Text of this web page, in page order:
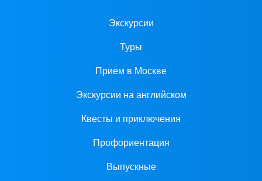
Экскурсии
Туры
Прием в Москве
Экскурсии на английском
Квесты и приключения
Профориентация
Выпускные